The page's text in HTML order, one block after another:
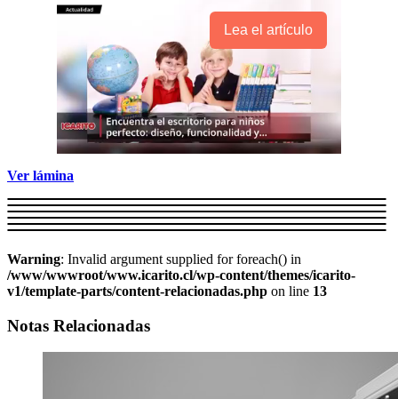
Lea el artículo
Ver lámina
Warning: Invalid argument supplied for foreach() in
/www/wwwroot/www.icarito.cl/wp-content/themes/icarito-
v1/template-parts/content-relacionadas.php on line 13
Notas Relacionadas